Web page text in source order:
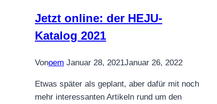
Jetzt online: der HEJU-
Katalog 2021
Vonoem Januar 28, 2021Januar 26, 2022
Etwas später als geplant, aber dafür mit noch
mehr interessanten Artikeln rund um den